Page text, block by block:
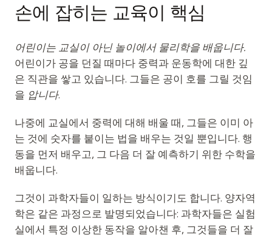
우리 팀
우리의 미션
문의
손에 잡히는 교육이 핵심
어린이는 교실이 아닌 놀이에서 물리학을 배웁니다.
어린이가 공을 던질 때마다 중력과 운동학에 대한 깊
은 직관을 쌓고 있습니다. 그들은 공이 호를 그릴 것임
을 압니다.
나중에 교실에서 중력에 대해 배울 때, 그들은 이미 아
는 것에 숫자를 붙이는 법을 배우는 것일 뿐입니다. 행
동을 먼저 배우고, 그 다음 더 잘 예측하기 위한 수학을
배웁니다.
그것이 과학자들이 일하는 방식이기도 합니다. 양자역
학은 같은 과정으로 발명되었습니다: 과학자들은 실험
실에서 특정 이상한 동작을 알아챈 후, 그것들을 더 잘